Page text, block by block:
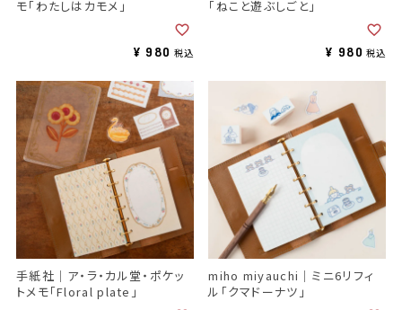
モ「わたしはカモメ」
¥ 980 税込
「ねこと遊ぶしごと」
¥ 980 税込
手紙社｜ア・ラ・カル堂・ポケッ
トメモ「Floral plate」
miho miyauchi｜ミニ6リフィ
ル「クマドーナツ」